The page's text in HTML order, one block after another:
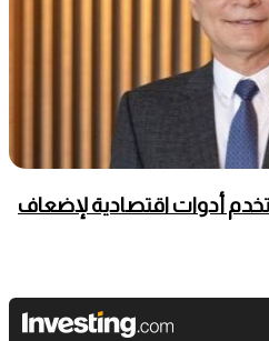
أدوات اقتصادية لإضعاف